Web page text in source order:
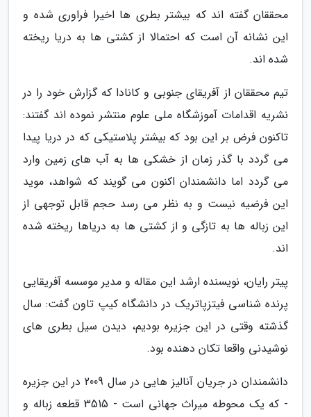
محققان گفته اند که بیشتر بطری ها اخیرا فراوری شده و
این نشانه آن است که احتمالا از کشتی ها به دریا ریخته
شده اند.
تیم محققان از آفریقای جنوبی و کانادا که گزارش خود را در
نشریه اقدامات آموزشگاه ملی علوم منتشر نموده اند گفتند:
تاکنون فرض بر این بود که بیشتر پلاستیکی که در دریا پیدا
می گردد با گذر زمان از خشکی ها به آب های زمین وارد
می گردد اما دانشمندان اکنون می گویند که شواهد، موید
این فرضیه نیست و به نظر می رسد حجم قابل توجهی از
این زباله ها به تازگی و از کشتی ها به دریاها ریخته شده
اند.
پیتر رایان، نویسنده ارشد این مقاله و مدیر موسسه آفریقایی
پرنده شناسی فیتزپاتریک در دانشگاه کیپ تاون گفت: سال
گذشته وقتی در این جزیره بودیم، دیدن سیل بطری های
نوشیدنی واقعا تکان دهنده بود.
دانشمندان در جریان آنالیز هایی در سال 2009 در این جزیره
- که یک محوطه میراث جهانی است - 3515 قطعه زباله و